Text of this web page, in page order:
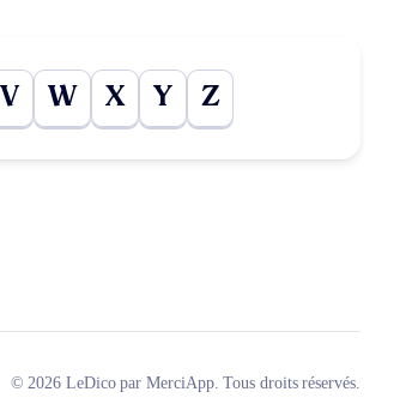
V W X Y Z
© 2026 LeDico par MerciApp. Tous droits réservés.